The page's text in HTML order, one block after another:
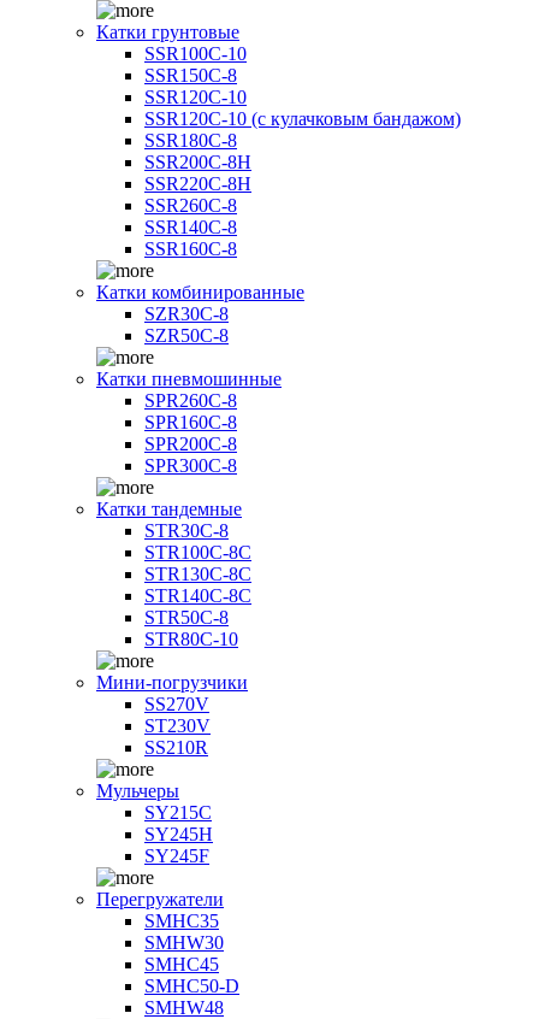
Катки грунтовые
SSR100C-10
SSR150C-8
SSR120C-10
SSR120C-10 (с кулачковым бандажом)
SSR180C-8
SSR200C-8H
SSR220C-8H
SSR260C-8
SSR140C-8
SSR160C-8
Катки комбинированные
SZR30C-8
SZR50C-8
Катки пневмошинные
SPR260C-8
SPR160C-8
SPR200C-8
SPR300C-8
Катки тандемные
STR30C-8
STR100C-8С
STR130C-8С
STR140C-8С
STR50C-8
STR80C-10
Мини-погрузчики
SS270V
ST230V
SS210R
Мульчеры
SY215C
SY245H
SY245F
Перегружатели
SMHC35
SMHW30
SMHC45
SMHC50-D
SMHW48